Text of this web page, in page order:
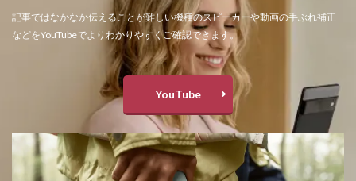
記事ではなかなか伝えることが難しい機種のスピーカーや動画の手ぶれ補正
などをYouTubeでよりわかりやすくご確認できます。
YouTube